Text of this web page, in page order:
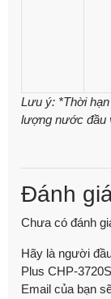
Lưu ý: *Thời
lượng nước đầu
Đánh
Chưa có đánh
Hãy là người
Plus CHP-
Email của bạn